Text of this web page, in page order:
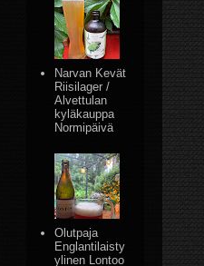
Narvan Kevät
Riisilager /
Alvettulan
kyläkauppa
Normipäivä
Olutpaja
Englantilaisty
ylinen Lontoo